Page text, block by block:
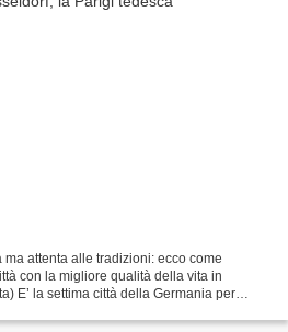
attenta alle tradizioni: ecco come
con la migliore qualità della vita in
E’ la settima città della Germania per